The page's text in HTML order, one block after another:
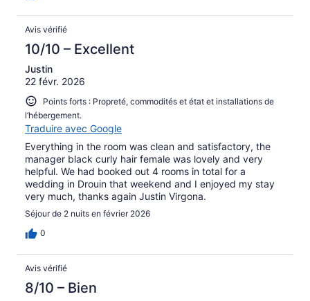
Avis vérifié
10/10 – Excellent
Justin
22 févr. 2026
Points forts : Propreté, commodités et état et installations de
l’hébergement.
Traduire avec Google
Everything in the room was clean and satisfactory, the
manager black curly hair female was lovely and very
helpful. We had booked out 4 rooms in total for a
wedding in Drouin that weekend and I enjoyed my stay
very much, thanks again Justin Virgona.
Séjour de 2 nuits en février 2026
0
Avis vérifié
8/10 – Bien